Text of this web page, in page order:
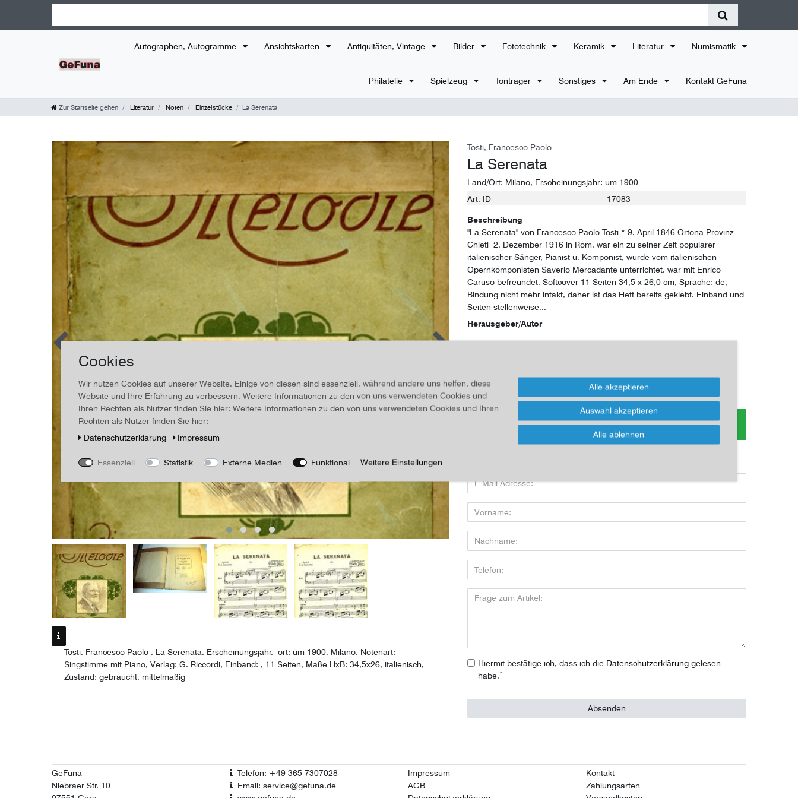
Autographen, Autogramme Ansichtskarten Antiquitäten, Vintage Bilder Fototechnik Keramik Literatur Numismatik
Philatelie Spielzeug Tonträger Sonstiges Am Ende Kontakt GeFuna
Zur Startseite gehen Literatur Noten Einzelstücke La Serenata
Tosti, Francesco Paolo , La Serenata, Erscheinungsjahr, -ort: um 1900, Milano, Notenart:
Singstimme mit Piano, Verlag: G. Riccordi, Einband: , 11 Seiten, Maße HxB: 34,5x26, italienisch,
Zustand: gebraucht, mittelmäßig
Tosti, Francesco Paolo
La Serenata
Land/Ort: Milano, Erscheinungsjahr: um 1900
Technisches
Wert
Art.-ID 17083
Beschreibung
"La Serenata" von Francesco Paolo Tosti * 9. April 1846 Ortona Provinz
Chieti  2. Dezember 1916 in Rom, war ein zu seiner Zeit populärer
italienischer Sänger, Pianist u. Komponist, wurde vom italienischen
Opernkomponisten Saverio Mercadante unterrichtet, war mit Enrico
Caruso befreundet. Softcover 11 Seiten 34,5 x 26,0 cm, Sprache: de,
Bindung nicht mehr intakt, daher ist das Heft bereits geklebt. Einband und
Seiten stellenweise...
Herausgeber/Autor
Inhalt
Für Infos zum Artikel oder Kauf, bitte Formular
nutzen!
Hiermit bestätige ich, dass ich die Daten­schutz­erklärung gelesen
habe.*
Absenden
GeFuna
Niebraer Str. 10
Telefon: +49 365 7307028
Email: service@gefuna.de
Impressum
AGB
Kontakt
Zahlungsarten
Cookies
Wir nutzen Cookies auf unserer Website. Einige von diesen sind essenziell, während andere uns helfen, diese
Website und Ihre Erfahrung zu verbessern. Weitere Informationen zu den von uns verwendeten Cookies und
Ihren Rechten als Nutzer finden Sie hier: Weitere Informationen zu den von uns verwendeten Cookies und Ihren
Rechten als Nutzer finden Sie hier:
Daten­schutz­erklärung
Impressum
Essenziell Statistik Externe Medien Funktional Weitere Einstellungen
Alle akzeptieren
Auswahl akzeptieren
Alle ablehnen